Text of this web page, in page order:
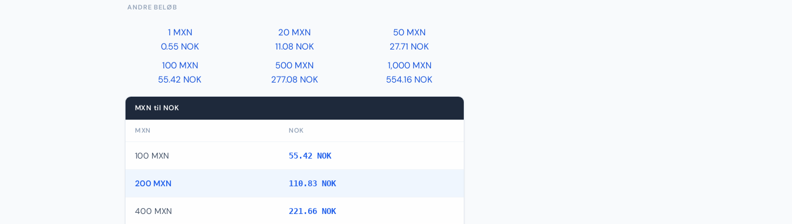
ANDRE BELØB
1 MXN
0.55 NOK
20 MXN
11.08 NOK
50 MXN
27.71 NOK
100 MXN
55.42 NOK
500 MXN
277.08 NOK
1,000 MXN
554.16 NOK
MXN til NOK
MXN NOK
100 MXN 55.42 NOK
200 MXN 110.83 NOK
400 MXN 221.66 NOK